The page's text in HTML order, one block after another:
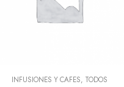
,TODOS
INFUSIONES Y CAFES, TODOS